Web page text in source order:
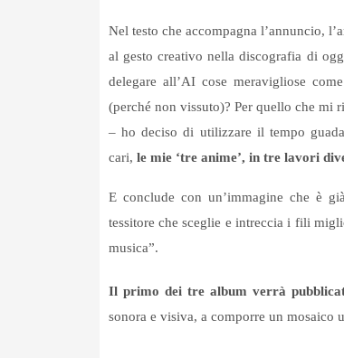
Nel testo che accompagna l’annuncio,
al gesto creativo nella discografia di
delegare all’AI cose meravigliose
(perché non vissuto)? Per quello che mi
– ho deciso di utilizzare il tempo
cari, le mie ‘tre anime’, in tre lavori
E conclude con un’immagine che è
tessitore che sceglie e intreccia i fili
musica”.
Il primo dei tre album verrà
sonora e visiva, a comporre un mosaico